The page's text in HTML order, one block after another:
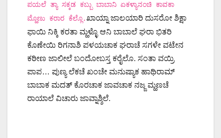
ಪಯಲೆ ತ್ಯಾ ಸಕ್ಕಡ ಕಬ್ಬು ಬಾಬಾನಿ ಏಕಳ್ಯಾನಂಚಿ ಕಾವಕಾ
ಮ್ಹೊಣು ಕರಾರ ಕೆಲ್ಲೊ.ಖಾಯ್ನಾ ಜಾಲಯಾರಿ ದುಸರೋ ಶಿಕ್ಷಾ
ಫಾಯಿ ನಿಕ್ಕಿ ಕರತಾ ಮ್ಹಳ್ಳೊ ಆನಿ ಬಾಬಾಲೆ ಘರಾ ಭಿತರಿ
ಕೊಣೇಯಿ ರಿಗನಾಶಿ ಪಳಯಚಾಕ ಘರಾಚೆ ಸಗಳೇ ವಟೇನ
ಕಠೀಣ ಜಾಲೀಲೆ ಬಂದೋಬಸ್ತ ಕರೈಲೊ. ಸಂತಾ ವಯ್ರಿ
ಪಾಪ… ಪುಣ್ಯ ಲೆಕಚೆ ಖಂಚೇ ಮನುಷ್ಯಾಕ ಹಾಥಿರಾಮ್
ಬಾಬಾಕ ಮದತ್ ಕೊರಚಾಕ ಜಾವಚಾಕ ನಜ್ಜ ಮ್ಹಣಚೆ
ರಾಯಾಲೆ ವಿಚಾರು ಜಾವ್ನಾಶ್ಶಿಲೆ.